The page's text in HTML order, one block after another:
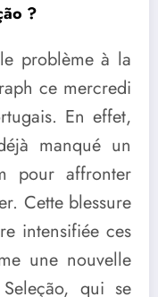
?
problème à la
ce mercredi
En effet,
manqué un
pour affronter
Cette blessure
intensifiée ces
une nouvelle
qui se